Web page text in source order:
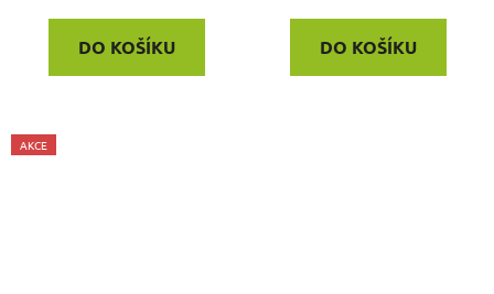
DO KOŠÍKU DO KOŠÍKU
AKCE